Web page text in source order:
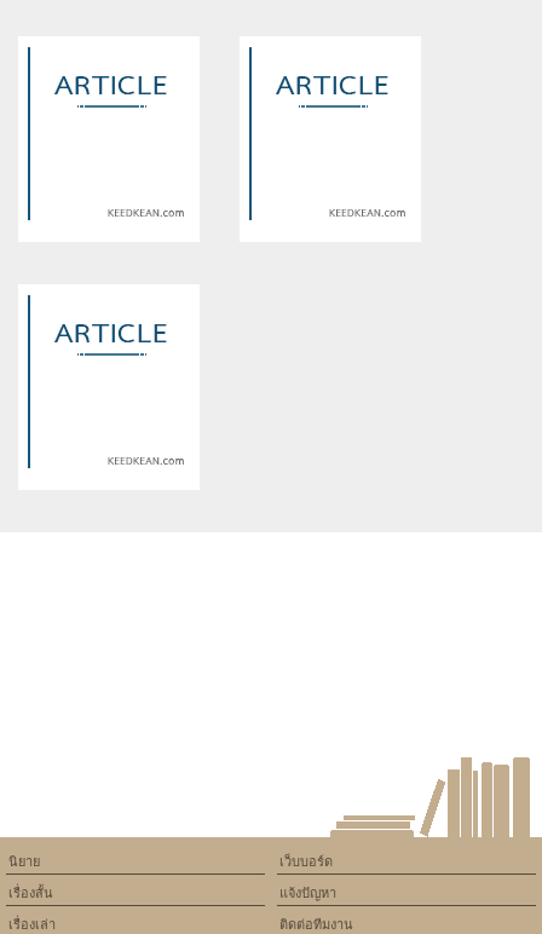
assumed 'article_topic' (this
will throw an Error in a future
assumed 'article_topic' (this
will throw an Error in a future
assumed 'article_topic' (this
will throw an Error in a future
เว็บบอร์ด
แจ้งปัญหา
ติดต่อทีมงาน
นิยาย
เรื่องสั้น
เรื่องเล่า